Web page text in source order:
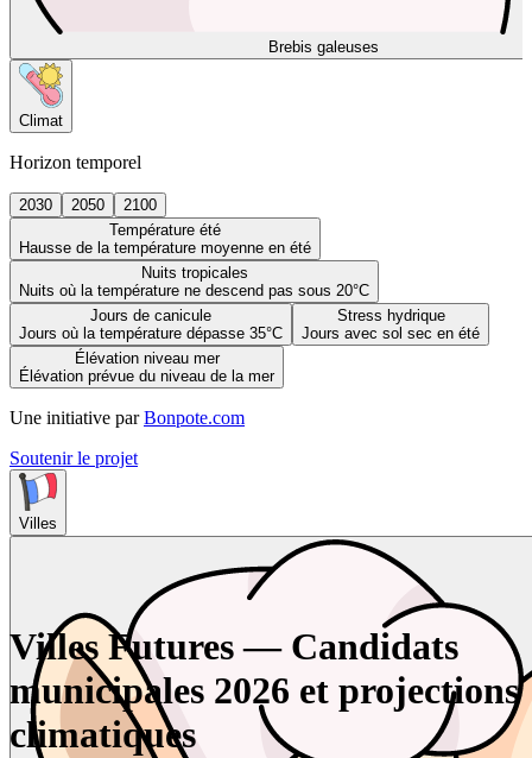
Brebis galeuses
Climat
Horizon temporel
2030 2050
2100
Température été
Hausse de la température moyenne en été
Nuits tropicales
Nuits où la température ne descend pas sous 20°C
Jours de canicule
Jours où la température dépasse 35°C
Stress hydrique
Jours avec sol sec en été
Élévation niveau mer
Élévation prévue du niveau de la mer
Une initiative par Bonpote.com
Soutenir le projet
Villes
Villes Futures — Candidats
municipales 2026 et projections
climatiques